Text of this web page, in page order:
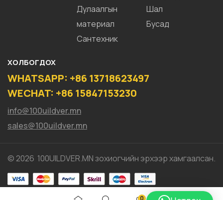
Дулаалгын
материал
Сантехник
Шал
Бусад
ХОЛБОГДОХ
WHATSAPP: +86 13718623497
WECHAT: +86 15847153230
info@100uildver.mn
sales@100uildver.mn
© 2026 100UILDVER.MN зохиогчийн эрхээр хамгаалсан.
0